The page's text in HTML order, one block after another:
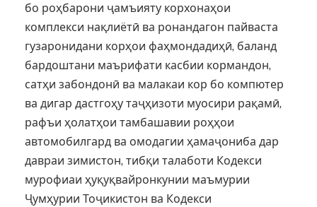
бо роҳбарони ҷамъияту корхонаҳои
комплекси нақлиётӣ ва ронандагон пайваста
гузаронидани корҳои фаҳмондадиҳӣ, баланд
бардоштани маърифати касбии кормандон,
сатҳи забондонӣ ва малакаи кор бо компютер
ва дигар дастгоҳу таҷҳизоти муосири рақамӣ,
рафъи ҳолатҳои тамбашавии роҳҳои
автомобилгард ва омодагии ҳамаҷониба дар
давраи зимистон, тибқи талаботи Кодекси
мурофиаи ҳуқуқвайронкунии маъмурии
Ҷумҳурии Тоҷикистон ва Кодекси